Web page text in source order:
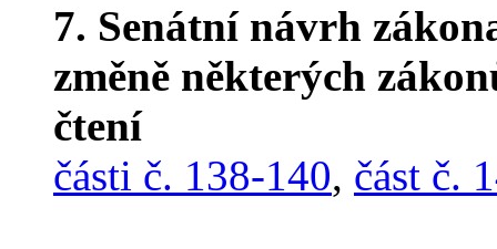
7. Senátní návrh
změně některých
čtení
části č. 138-140, část č.